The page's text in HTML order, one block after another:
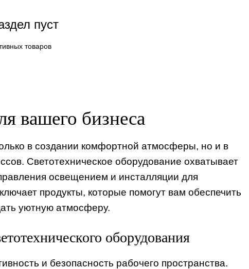
пуст
товаров
вашего бизнеса
в создании комфортной атмосферы, но и в
Светотехническое оборудование охватывает
освещением и инсталляции для
продукты, которые помогут вам обеспечить
уютную атмосферу.
оборудования
и безопасность рабочего пространства.